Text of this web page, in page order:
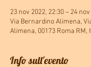
23 nov 2022, 22:30 – 24
Via Bernardino Alimena,
Alimena, 00173 Roma RM,
Info sull'evento